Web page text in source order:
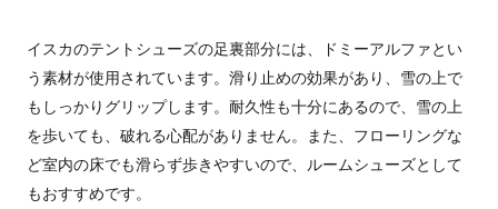
イスカのテントシューズの足裏部分には、ドミーアルファとい
う素材が使用されています。滑り止めの効果があり、雪の上で
もしっかりグリップします。耐久性も十分にあるので、雪の上
を歩いても、破れる心配がありません。また、フローリングな
ど室内の床でも滑らず歩きやすいので、ルームシューズとして
もおすすめです。